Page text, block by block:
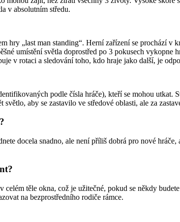
v absolutním středu.
hry „last man standing“. Herní zařízení se prochází
umístění světla doprostřed po 3 pokusech
v rotaci a sledování toho, kdo hraje jako další, je
podle čísla hráče), kteří se mohou utkat.
aby se zastavilo ve středové oblasti, ale za
docela snadno, ale není příliš dobrá pro nové
celém těle okna, což je užitečné, pokud se někdy
na bezprostředního rodiče rámce.